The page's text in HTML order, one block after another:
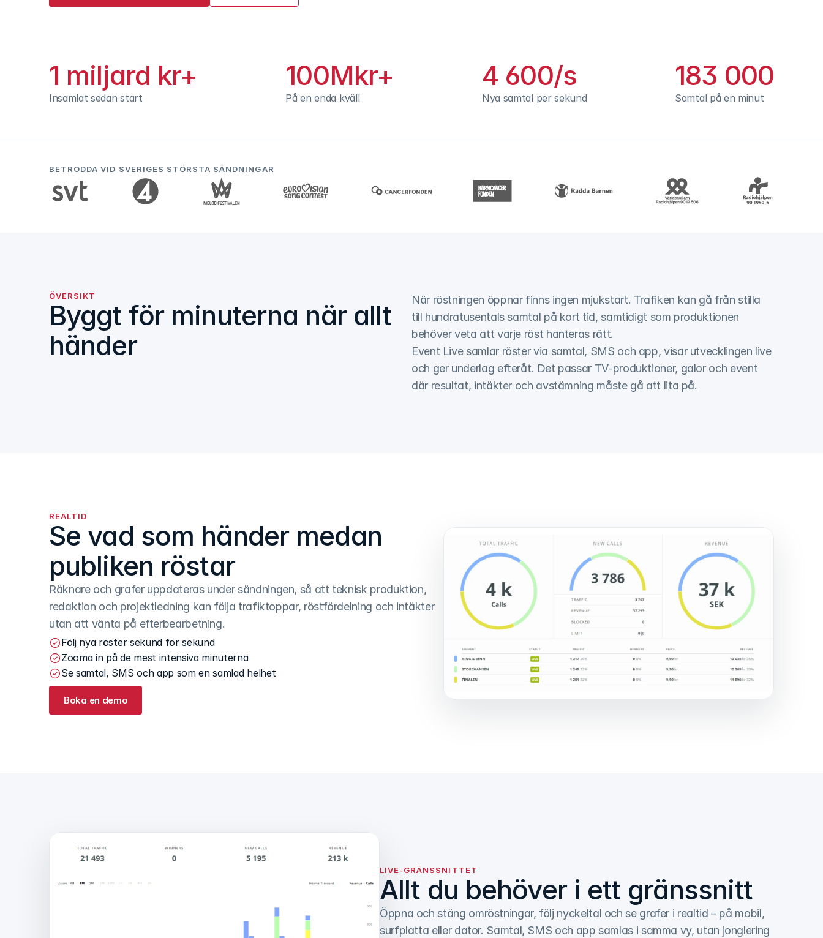
1 miljard kr+
Insamlat sedan start
100Mkr+
På en enda kväll
4 600/s
Nya samtal per sekund
183 000
Samtal på en minut
BETRODDA VID SVERIGES STÖRSTA SÄNDNINGAR
ÖVERSIKT
Byggt för minuterna när allt
händer
När röstningen öppnar finns ingen mjukstart. Trafiken kan gå från stilla
till hundratusentals samtal på kort tid, samtidigt som produktionen
behöver veta att varje röst hanteras rätt.
Event Live samlar röster via samtal, SMS och app, visar utvecklingen live
och ger underlag efteråt. Det passar TV-produktioner, galor och event
där resultat, intäkter och avstämning måste gå att lita på.
REALTID
Se vad som händer medan
publiken röstar
Räknare och grafer uppdateras under sändningen, så att teknisk produktion,
redaktion och projektledning kan följa trafiktoppar, röstfördelning och intäkter
utan att vänta på efterbearbetning.
Följ nya röster sekund för sekund
Zooma in på de mest intensiva minuterna
Se samtal, SMS och app som en samlad helhet
Boka en demo
LIVE-GRÄNSSNITTET
Allt du behöver i ett gränssnitt
Öppna och stäng omröstningar, följ nyckeltal och se grafer i realtid – på mobil,
surfplatta eller dator. Samtal, SMS och app samlas i samma vy, utan jonglering